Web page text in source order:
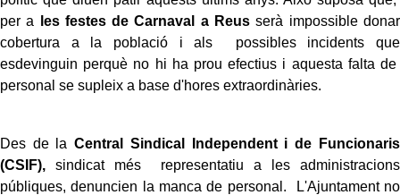
per a
les festes de Carnaval a Reus serà impossible donar
cobertura a la població i als possibles incidents que
esdevinguin perquè no hi ha prou efectius i aquesta falta de
personal se supleix a base d'hores extraordinàries.
Des de laCentral Sindical Independent i de Funcionaris
(CSIF), sindicat més representatiu a les administracions
públiques, denuncien la manca de personal. L'Ajuntament no